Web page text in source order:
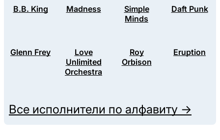
B.B. King Madness
Simple
Minds
Daft Punk
Glenn Frey
Love
Unlimited
Orchestra
Roy
Orbison
Eruption
Все исполнители по алфавиту →